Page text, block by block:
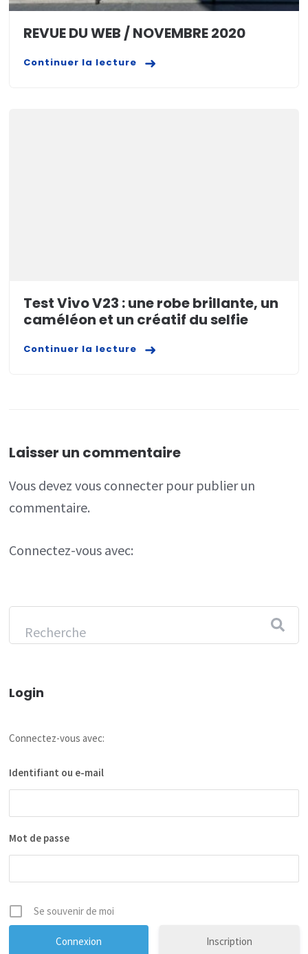
REVUE DU WEB / NOVEMBRE 2020
Continuer la lecture
Test Vivo V23 : une robe brillante, un
caméléon et un créatif du selfie
Continuer la lecture
Laisser un commentaire
Vous devezvous connecterpour publier un
commentaire.
Connectez-vous avec:
Login
Connectez-vous avec:
Identifiant ou e-mail
Mot de passe
Se souvenir de moi
Inscription